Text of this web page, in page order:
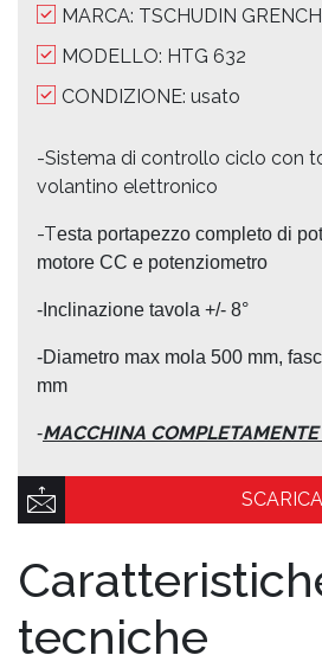
MARCA: TSCHUDIN
MODELLO: HTG 632
CONDIZIONE: usato
-Sistema di controllo ciclo con
volantino elettronico
-Testa portapezzo completo di
motore CC e potenziometro
-I nclinazione tavola +/- 8°
-Diametro max mola 500 mm,
mm
-MACCHINA
tecniche